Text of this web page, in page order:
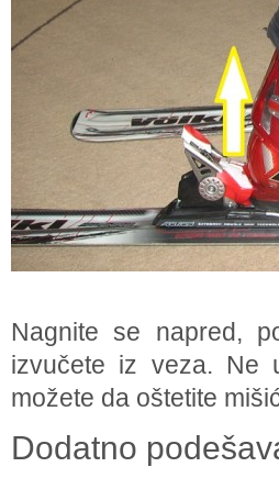
Nagnite se napred,
izvučete iz veza. Ne
možete da oštetite
Dodatno